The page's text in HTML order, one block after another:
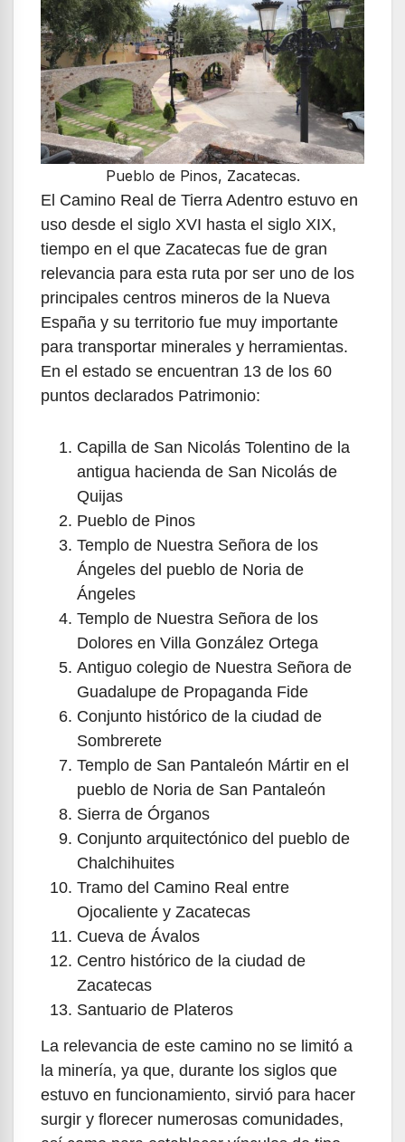
Pueblo de Pinos, Zacatecas.
El Camino Real de Tierra Adentro estuvo en
uso desde el siglo XVI hasta el siglo XIX,
tiempo en el que Zacatecas fue de gran
relevancia para esta ruta por ser uno de los
principales centros mineros de la Nueva
España y su territorio fue muy importante
para transportar minerales y herramientas.
En el estado se encuentran 13 de los 60
puntos declarados Patrimonio:
Capilla de San Nicolás Tolentino de la
antigua hacienda de San Nicolás de
Quijas
Pueblo de Pinos
Templo de Nuestra Señora de los
Ángeles del pueblo de Noria de
Ángeles
Templo de Nuestra Señora de los
Dolores en Villa González Ortega
Antiguo colegio de Nuestra Señora de
Guadalupe de Propaganda Fide
Conjunto histórico de la ciudad de
Sombrerete
Templo de San Pantaleón Mártir en el
pueblo de Noria de San Pantaleón
Sierra de Órganos
Conjunto arquitectónico del pueblo de
Chalchihuites
Tramo del Camino Real entre
Ojocaliente y Zacatecas
Cueva de Ávalos
Centro histórico de la ciudad de
Zacatecas
Santuario de Plateros
La relevancia de este camino no se limitó a
la minería, ya que, durante los siglos que
estuvo en funcionamiento, sirvió para hacer
surgir y florecer numerosas comunidades,